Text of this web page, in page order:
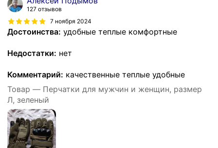
127 отзывов
7 ноября 2024
Достоинства: удобные теплые комфортные
Недостатки: нет
Комментарий: качественные теплые удобные
Товар — Перчатки для мужчин и женщин, размер
Л, зелeный